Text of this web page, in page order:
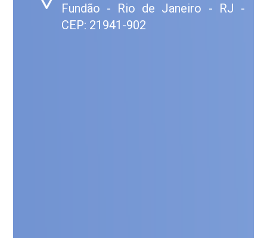
Fundão - Rio de Janeiro - RJ -
CEP: 21941-902